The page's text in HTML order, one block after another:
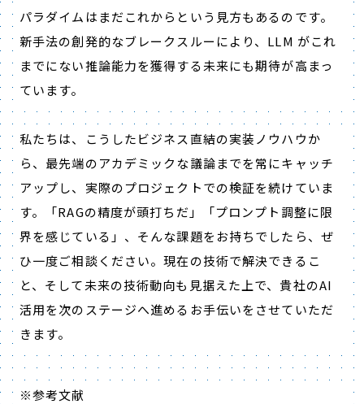
パラダイムはまだこれからという見方もあるのです。
新手法の創発的なブレークスルーにより、LLM がこれ
までにない推論能力を獲得する未来にも期待が高まっ
ています。
私たちは、こうしたビジネス直結の実装ノウハウか
ら、最先端のアカデミックな議論までを常にキャッチ
アップし、実際のプロジェクトでの検証を続けていま
す。「RAGの精度が頭打ちだ」「プロンプト調整に限
界を感じている」、そんな課題をお持ちでしたら、ぜ
ひ一度ご相談ください。現在の技術で解決できるこ
と、そして未来の技術動向も見据えた上で、貴社のAI
活用を次のステージへ進めるお手伝いをさせていただ
きます。
※参考文献